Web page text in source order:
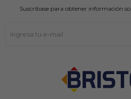
Suscríbase para obtener información